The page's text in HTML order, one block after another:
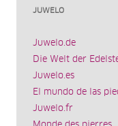
JUWELO
Juwelo.de
Die Welt der
Juwelo.es
El mundo de las
Juwelo.fr